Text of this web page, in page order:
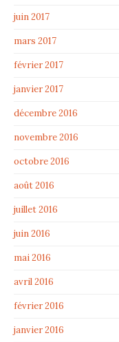
juin 2017
mars 2017
février 2017
janvier 2017
décembre 2016
novembre 2016
octobre 2016
août 2016
juillet 2016
juin 2016
mai 2016
avril 2016
février 2016
janvier 2016